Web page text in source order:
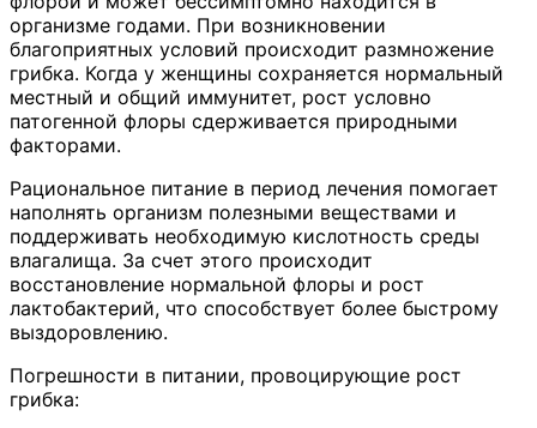
организме годами. При возникновении
благоприятных условий происходит размножение
грибка. Когда у женщины сохраняется нормальный
местный и общий иммунитет, рост условно
патогенной флоры сдерживается природными
факторами.
Рациональное питание в период лечения помогает
наполнять организм полезными веществами и
поддерживать необходимую кислотность среды
влагалища. За счет этого происходит
восстановление нормальной флоры и рост
лактобактерий, что способствует более быстрому
выздоровлению.
Погрешности в питании, провоцирующие рост
грибка: